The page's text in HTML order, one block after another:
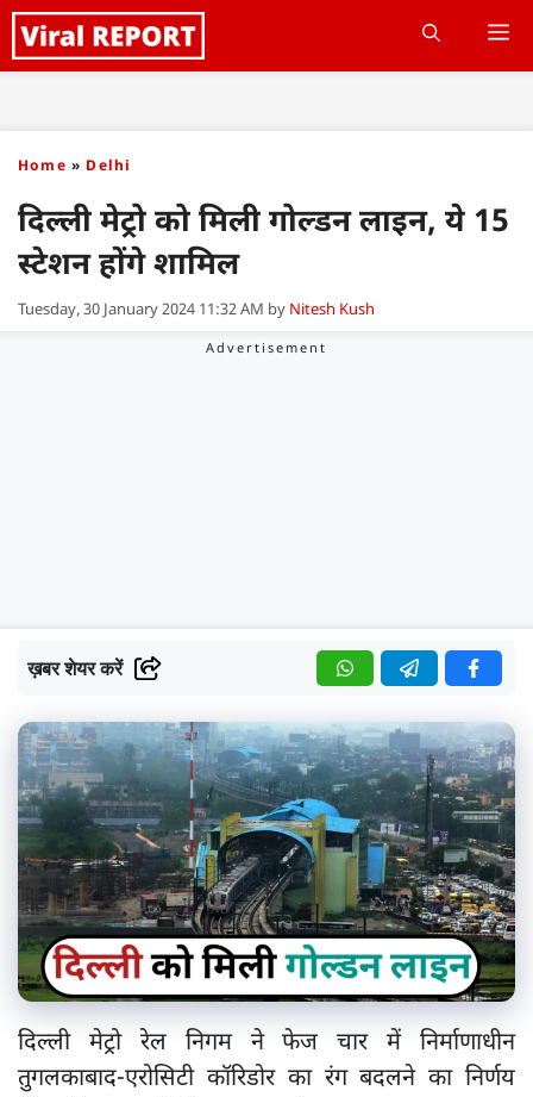
Skip
to
Home » Delhi
दिल्ली मेट्रो को मिली गोल्डन लाइन, ये 15
स्टेशन होंगे शामिल
Tuesday, 30 January 2024 11:32 AM by Nitesh Kush
ख़बर शेयर करें
दिल्ली मेट्रो रेल निगम ने फेज चार में निर्माणाधीन
तुगलकाबाद-एरोसिटी कॉरिडोर का रंग बदलने का निर्णय